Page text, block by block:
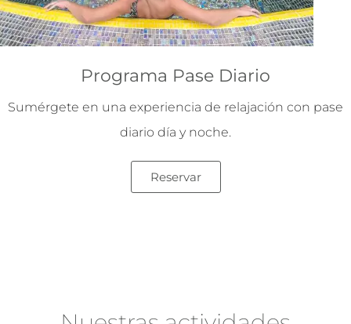
Programa Pase Diario
Sumérgete en una experiencia de relajación con pase
diario día y noche.
Reservar